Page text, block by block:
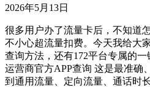
2026年5月13日
很多用户办了流量卡后，不知道
不小心超流量扣费。今天我给大
查询方法，还有172平台专属的一
运营商官方APP查询 这是最准确
到通用流量、定向流量、通话时